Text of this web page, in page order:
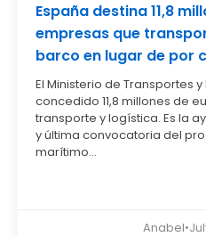
España destina 11,8
empresas que
barco en lugar de por
El Ministerio de Transportes
concedido 11,8 millones de
transporte y logística. Es la
y última convocatoria del
marítimo...
Anabel•